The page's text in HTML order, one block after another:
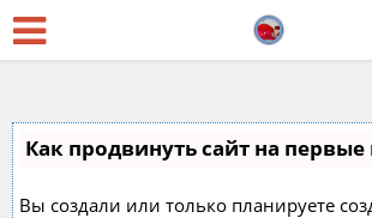
Как продвинуть сайт на первые
Вы создали или только планируете